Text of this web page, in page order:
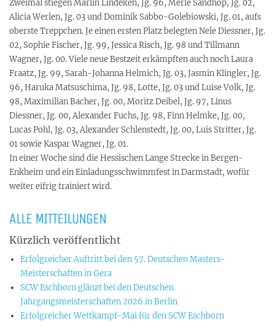
Zweimal stiegen Marlin Lindeken, Jg. 96, Merle Sandhop, Jg. 02,
Alicia Werlen, Jg. 03 und Dominik Sabbo-Golebiowski, Jg. 01, aufs
oberste Treppchen. Je einen ersten Platz belegten Nele Diessner, Jg.
02, Sophie Fischer, Jg. 99, Jessica Risch, Jg. 98 und Tillmann
Wagner, Jg. 00. Viele neue Bestzeit erkämpften auch noch Laura
Fraatz, Jg. 99, Sarah-Johanna Helmich, Jg. 03, Jasmin Klingler, Jg.
96, Haruka Matsuschima, Jg. 98, Lotte, Jg. 03 und Luise Volk, Jg.
98, Maximilian Bacher, Jg. 00, Moritz Deibel, Jg. 97, Linus
Diessner, Jg. 00, Alexander Fuchs, Jg. 98, Finn Helmke, Jg. 00,
Lucas Pohl, Jg. 03, Alexander Schlenstedt, Jg. 00, Luis Stritter, Jg.
01 sowie Kaspar Wagner, Jg. 01.
In einer Woche sind die Hessischen Lange Strecke in Bergen-
Enkheim und ein Einladungsschwimmfest in Darmstadt, wofür
weiter eifrig trainiert wird.
ALLE MITTEILUNGEN
Kürzlich veröffentlicht
Erfolgreicher Auftritt bei den 57. Deutschen Masters-
Meisterschaften in Gera
SCW Eschborn glänzt bei den Deutschen
Jahrgangsmeisterschaften 2026 in Berlin
Erfolgreicher Wettkampf-Mai für den SCW Eschborn